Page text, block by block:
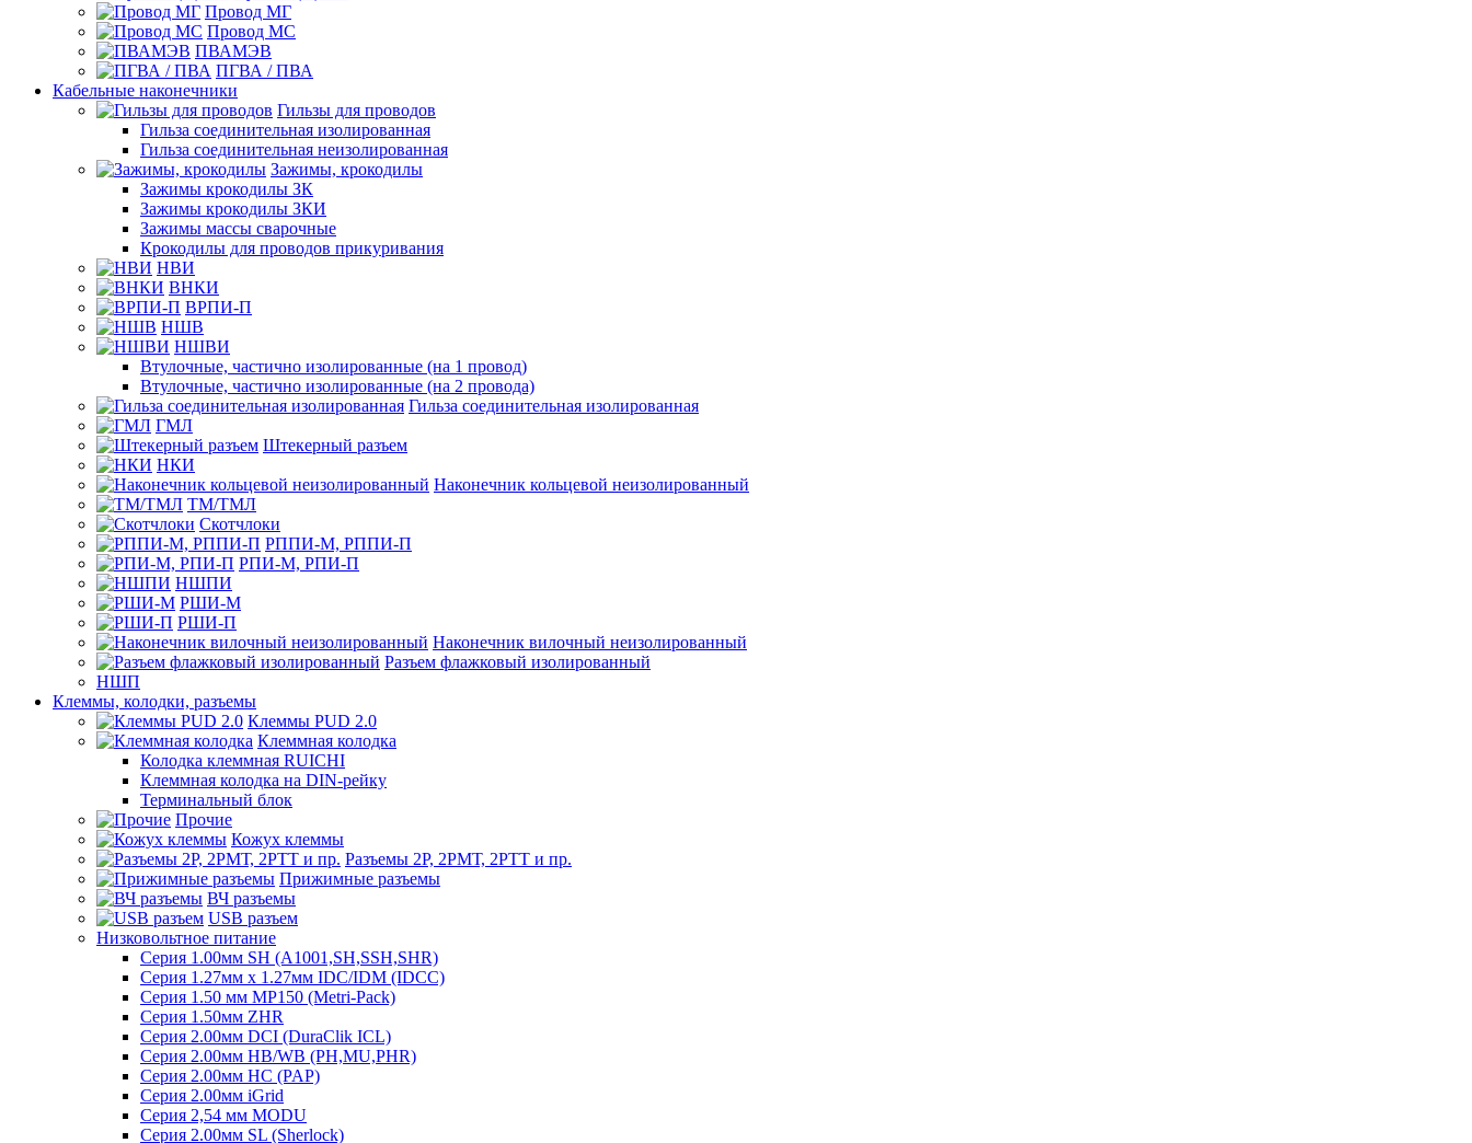
Провод МГ
Провод МС
ПВАМЭВ
ПГВА / ПВА
Кабельные наконечники
Гильзы для проводов
Гильза соединительная изолированная
Гильза соединительная неизолированная
Зажимы, крокодилы
Зажимы крокодилы ЗК
Зажимы крокодилы ЗКИ
Зажимы массы сварочные
Крокодилы для проводов прикуривания
НВИ
ВНКИ
ВРПИ-П
НШВ
НШВИ
Втулочные, частично изолированные (на 1 провод)
Втулочные, частично изолированные (на 2 провода)
Гильза соединительная изолированная
ГМЛ
Штекерный разъем
НКИ
Наконечник кольцевой неизолированный
ТМ/ТМЛ
Скотчлоки
РППИ-М, РППИ-П
РПИ-М, РПИ-П
НШПИ
РШИ-М
РШИ-П
Наконечник вилочный неизолированный
Разъем флажковый изолированный
НШП
Клеммы, колодки, разъемы
Клеммы PUD 2.0
Клеммная колодка
Колодка клеммная RUICHI
Клеммная колодка на DIN-рейку
Терминальный блок
Прочие
Кожух клеммы
Разъемы 2Р, 2РМТ, 2РТТ и пр.
Прижимные разъемы
ВЧ разъемы
USB разъем
Низковольтное питание
Серия 1.00мм SH (A1001,SH,SSH,SHR)
Серия 1.27мм x 1.27мм IDC/IDM (IDCC)
Серия 1.50 мм MP150 (Metri-Pack)
Серия 1.50мм ZHR
Серия 2.00мм DCI (DuraClik ICL)
Серия 2.00мм HB/WB (PH,MU,PHR)
Серия 2.00мм HC (PAP)
Серия 2.00мм iGrid
Серия 2,54 мм MODU
Серия 2.00мм SL (Sherlock)